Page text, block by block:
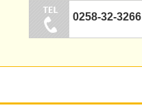
0258-32-3266